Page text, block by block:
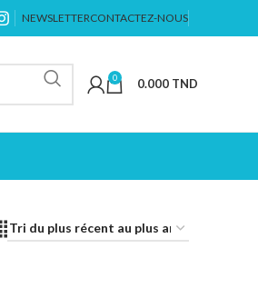
NEWSLETTERCONTACTEZ-NOUS
0 0.000 TND